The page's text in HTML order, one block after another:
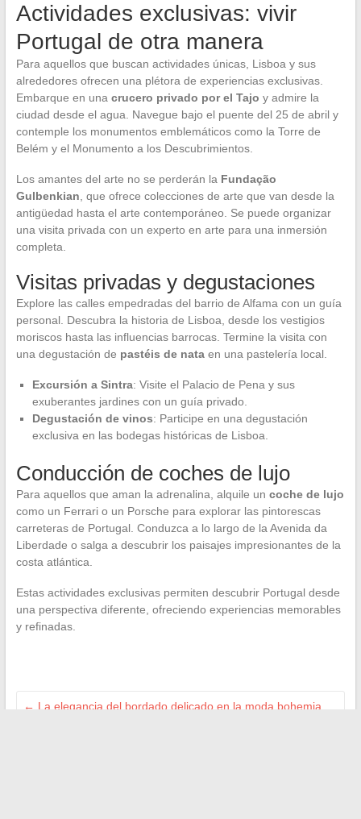
Actividades exclusivas: vivir
Portugal de otra manera
Para aquellos que buscan actividades únicas, Lisboa y sus
alrededores ofrecen una plétora de experiencias exclusivas.
Embarque en una crucero privado por el Tajo y admire la
ciudad desde el agua. Navegue bajo el puente del 25 de abril y
contemple los monumentos emblemáticos como la Torre de
Belém y el Monumento a los Descubrimientos.
Los amantes del arte no se perderán la Fundação
Gulbenkian , que ofrece colecciones de arte que van desde la
antigüedad hasta el arte contemporáneo. Se puede organizar
una visita privada con un experto en arte para una inmersión
completa.
Visitas privadas y degustaciones
Explore las calles empedradas del barrio de Alfama con un guía
personal. Descubra la historia de Lisboa, desde los vestigios
moriscos hasta las influencias barrocas. Termine la visita con
una degustación de pastéis de nataen una pastelería local.
Excursión a Sintra: Visite el Palacio de Pena y sus
exuberantes jardines con un guía privado.
Degustación de vinos: Participe en una degustación
exclusiva en las bodegas históricas de Lisboa.
Conducción de coches de lujo
Para aquellos que aman la adrenalina, alquile un coche de lujo
como un Ferrari o un Porsche para explorar las pintorescas
carreteras de Portugal. Conduzca a lo largo de la Avenida da
Liberdade o salga a descubrir los paisajes impresionantes de la
costa atlántica.
Estas actividades exclusivas permiten descubrir Portugal desde
una perspectiva diferente, ofreciendo experiencias memorables
y refinadas.
← La elegancia del bordado delicado en la moda bohemia